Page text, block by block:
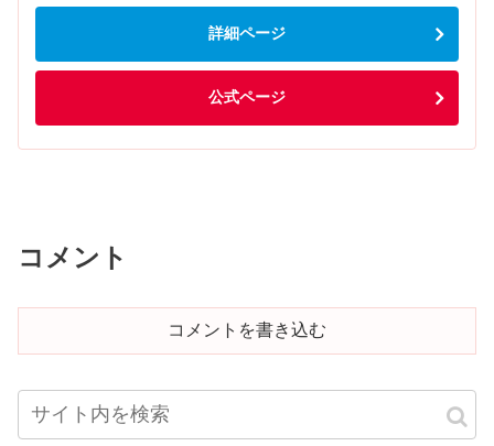
詳細ページ
公式ページ
コメント
コメントを書き込む